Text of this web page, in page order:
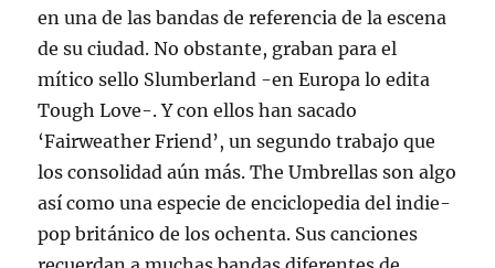
en una de las bandas de referencia de la escena
de su ciudad. No obstante, graban para el
mítico sello Slumberland -en Europa lo edita
Tough Love-. Y con ellos han sacado
‘Fairweather Friend’, un segundo trabajo que
los consolidad aún más. The Umbrellas son algo
así como una especie de enciclopedia del indie-
pop británico de los ochenta. Sus canciones